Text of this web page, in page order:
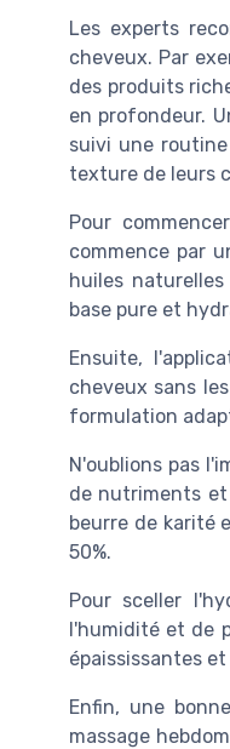
Les experts
cheveux. Par
des produits
en profondeur.
suivi une
texture de leurs
Pour
commence par
huiles
base pure et
Ensuite,
cheveux sans
formulation
N'oublions pas
de nutriments
beurre de karité
50%.
Pour sceller
l'humidité et de
épaississantes
Enfin, une
massage